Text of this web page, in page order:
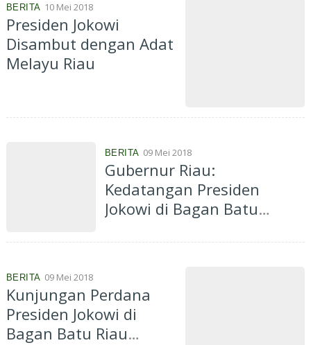
BERITA 10 Mei 2018
Presiden Jokowi
Disambut dengan Adat
Melayu Riau
BERITA 09 Mei 2018
Gubernur Riau:
Kedatangan Presiden
Jokowi di Bagan Batu
BERITA 09 Mei 2018
Kunjungan Perdana
Presiden Jokowi di
Bagan Batu Riau